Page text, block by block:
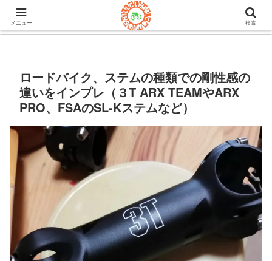
105ヒルクライム.comはロードバイク&グラベルのブログ。機材や
チューブレスタイヤのインプレや房総半島ライドの情報など。
ロードバイク、ステムの種類での剛性感の
違いをインプレ（３T ARX TEAMやARX
PRO、FSAのSL-Kステムなど）
メニュー 検索